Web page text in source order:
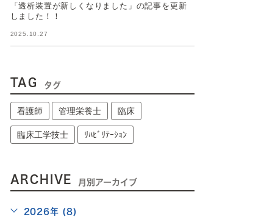
「透析装置が新しくなりました」の記事を更新
しました！！
2025.10.27
TAG タグ
看護師 管理栄養士 臨床
臨床工学技士 ﾘﾊﾋﾞﾘﾃｰｼｮﾝ
ARCHIVE 月別アーカイブ
2026年 (8)